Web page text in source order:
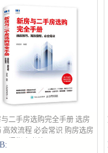
立即购买
二手房选购完全手册 选房
高效流程 必会常识 购房选房
门指南书籍